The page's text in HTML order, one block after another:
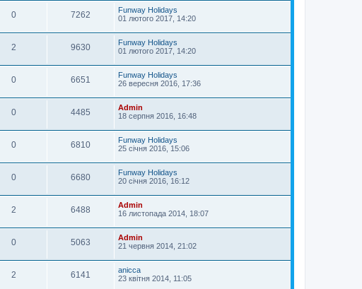
0 7262
Funway Holidays
01 лютого 2017, 14:20
2 9630
Funway Holidays
01 лютого 2017, 14:20
0 6651
Funway Holidays
26 вересня 2016, 17:36
0 4485
Admin
18 серпня 2016, 16:48
0 6810
Funway Holidays
25 січня 2016, 15:06
0 6680
Funway Holidays
20 січня 2016, 16:12
2 6488
Admin
16 листопада 2014, 18:07
0 5063
Admin
21 червня 2014, 21:02
2 6141
anicca
23 квітня 2014, 11:05